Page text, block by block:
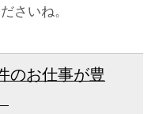
さいね。
のお仕事が豊